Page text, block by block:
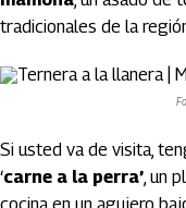
tradicionales de la
Si usted va de visita,
‘carne a la perra’, un